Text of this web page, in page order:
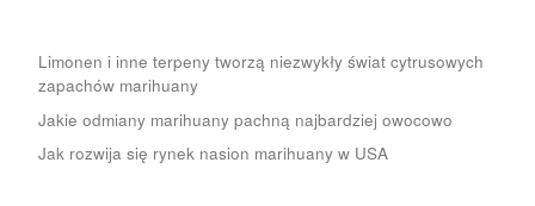
Limonen i inne terpeny tworzą niezwykły świat cytrusowych
zapachów marihuany
Jakie odmiany marihuany pachną najbardziej owocowo
Jak rozwija się rynek nasion marihuany w USA